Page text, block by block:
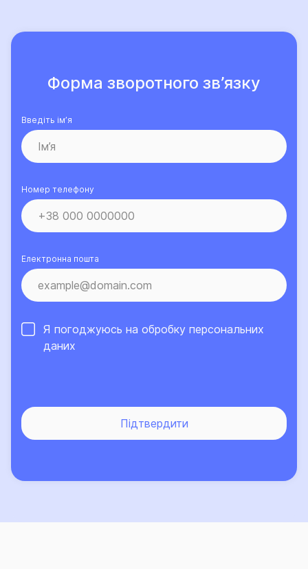
Форма зворотного зв’язку
Введіть ім’я
Номер телефону
Електронна пошта
Я погоджуюсь на обробку персональних
даних
Підтвердити